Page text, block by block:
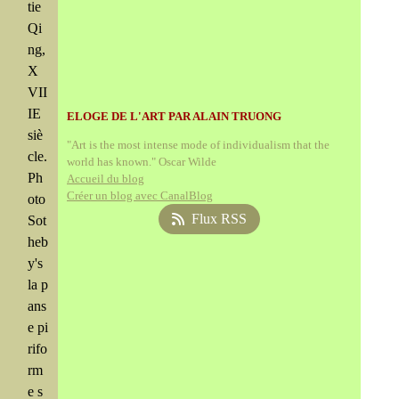
tie
Qi
ng,
X
VII
IE
siè
cle.
Ph
oto
Sot
heb
y's
la p
ans
e pi
rifo
rm
e s
ELOGE DE L'ART PAR ALAIN TRUONG
"Art is the most intense mode of individualism that the
world has known." Oscar Wilde
Accueil du blog
Créer un blog avec CanalBlog
Flux RSS